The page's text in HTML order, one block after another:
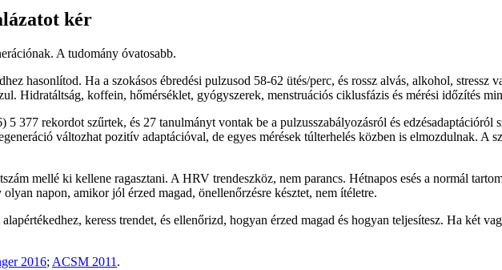
kér
A tudomány óvatosabb.
hasonlítod. Ha a szokásos ébredési pulzusod 58-62 ütés/perc, és rossz alvás, alkohol, stressz
Hidratáltság, koffein, hőmérséklet, gyógyszerek, menstruációs ciklusfázis és mérési időzítés
377 rekordot szűrtek, és 27 tanulmányt vontak be a pulzusszabályozásról és edzésadaptációról
változhat pozitív adaptációval, de egyes mérések túlterhelés közben is elmozdulnak. A
mellé ki kellene ragasztani. A HRV trendeszköz, nem parancs. Hétnapos esés a normál
napon, amikor jól érzed magad, önellenőrzésre késztet, nem ítéletre.
keress trendet, és ellenőrizd, hogyan érzed magad és hogyan teljesítesz. Ha két
2016; ACSM 2011 .